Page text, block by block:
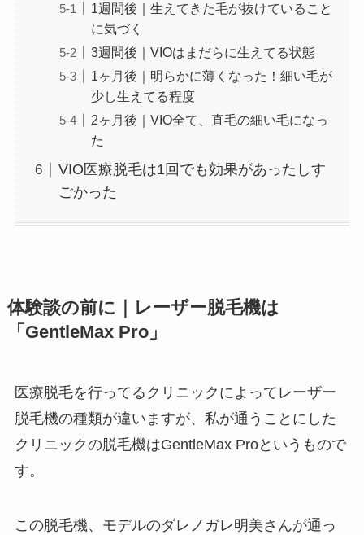
1週間後｜生えてきた毛が抜けていること
に気づく
3週間後｜VIOはまだらに生えてる状態
1ヶ月後｜明らかに薄くなった！細い毛が
少し生えてる程度
2ヶ月後｜VIO全て、直毛の細い毛になっ
た
VIO医療脱毛は1回でも効果があったしす
ごかった
体験談の前に｜レーザー脱毛機は
「GentleMax Pro」
医療脱毛を行ってるクリニックによってレーザー
脱毛機の種類が違いますが、私が通うことにした
クリニックの脱毛機はGentleMax Proというもので
す。
この脱毛機、モデルのダレノガレ明美さんが通っ